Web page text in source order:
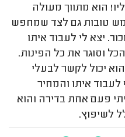
הוא מתווך מעולה
טובות גם לצד שמחפש
יצא לי לעבוד איתו
וסוגר את כל הפינות.
יכול לקשר לבעלי
לעבוד איתו והמחיר
פעם אחת בדירה והוא
לשיפוץ.